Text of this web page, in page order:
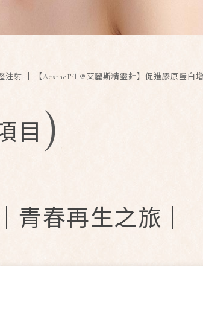
注射 【AestheFill®艾麗斯精靈針】促進膠原蛋白
目 )
青春再生之旅｜